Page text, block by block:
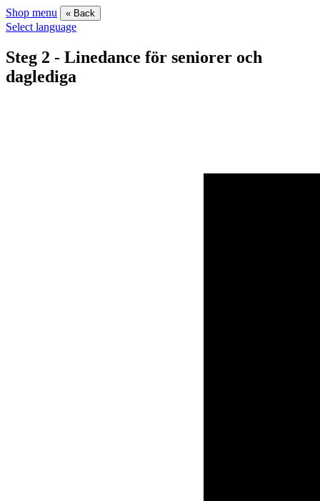
Shop menu « Back
Select language
Steg 2 - Linedance för seniorer och
daglediga